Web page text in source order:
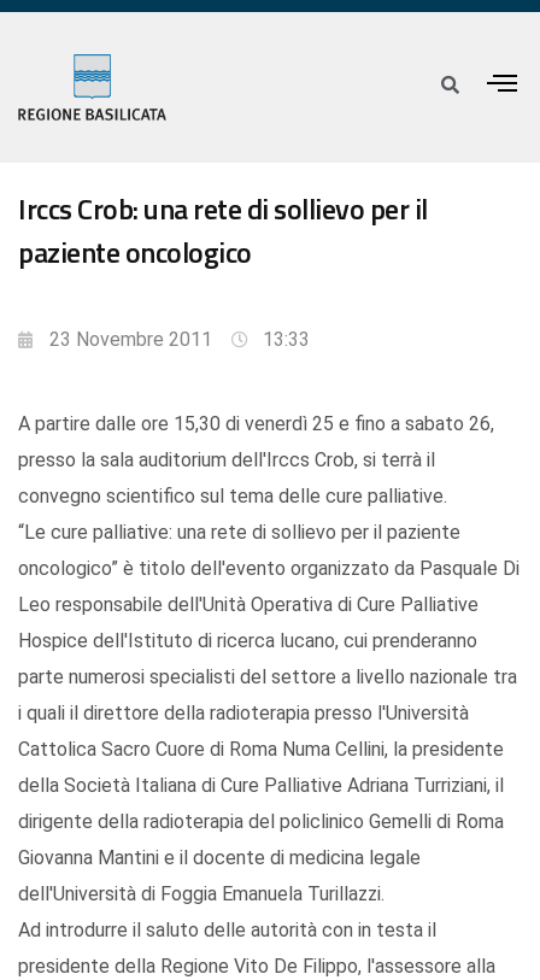
Irccs Crob: una rete di sollievo per il
paziente oncologico
23 Novembre 2011 13:33
A partire dalle ore 15,30 di venerdì 25 e fino a sabato 26,
presso la sala auditorium dell'Irccs Crob, si terrà il
convegno scientifico sul tema delle cure palliative.
“Le cure palliative: una rete di sollievo per il paziente
oncologico” è titolo dell'evento organizzato da Pasquale Di
Leo responsabile dell'Unità Operativa di Cure Palliative
Hospice dell'Istituto di ricerca lucano, cui prenderanno
parte numerosi specialisti del settore a livello nazionale tra
i quali il direttore della radioterapia presso l'Università
Cattolica Sacro Cuore di Roma Numa Cellini, la presidente
della Società Italiana di Cure Palliative Adriana Turriziani, il
dirigente della radioterapia del policlinico Gemelli di Roma
Giovanna Mantini e il docente di medicina legale
dell'Università di Foggia Emanuela Turillazzi.
Ad introdurre il saluto delle autorità con in testa il
presidente della Regione Vito De Filippo, l'assessore alla